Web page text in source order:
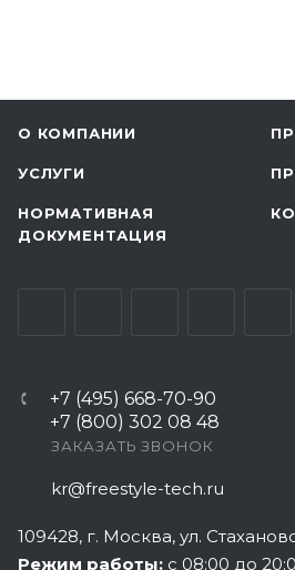
О КОМПАНИИ
УСЛУГИ
НОРМАТИВНАЯ
ДОКУМЕНТАЦИЯ
+7 (495) 668-70-90
+7 (800) 302 08 48
ЗАКАЗАТЬ ЗВОНОК
kr@freestyle-tech.ru
109428, г. Москва, ул.
Режим работы: с 08:00 до